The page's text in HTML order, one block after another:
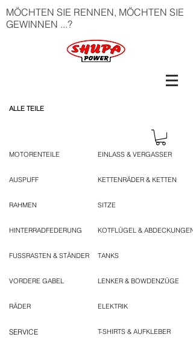
MÖCHTEN SIE RENNEN, MÖCHTEN SIE
GEWINNEN ...?
ALLE TEILE
MOTORENTEILE
AUSPUFF
RAHMEN
HINTERRADFEDERUNG
FUSSRASTEN & STÄNDER
VORDERE GABEL
RÄDER
SERVICE
EINLASS & VERGASSER
KETTENRÄDER & KETTEN
SITZE
KOTFLÜGEL & ABDECKUNGEN
TANKS
LENKER & BOWDENZÜGE
ELEKTRIK
T-SHIRTS & AUFKLEBER